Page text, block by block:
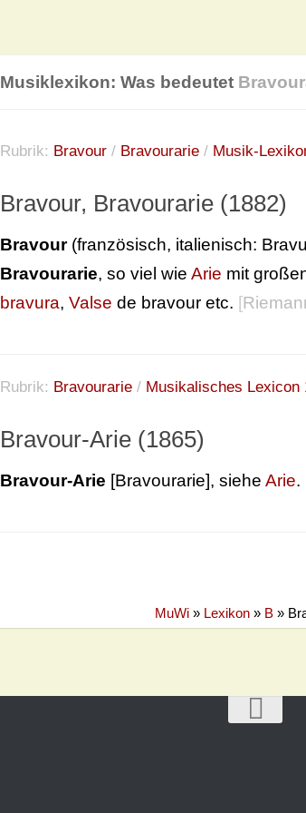
Musiklexikon: Was bedeutet
Rubrik: Bravour / Bravourarie / Musik-
Bravour, Bravourarie (1882)
Bravour(französisch, italienisch:
Bravourarie, so viel wie Arie mit
bravura, Valse de bravour etc. [
Rubrik: Bravourarie / Musikalisches Lexicon
Bravour-Arie (1865)
Bravour-Arie [Bravourarie], siehe Arie.
MuWi» Lexikon» B»